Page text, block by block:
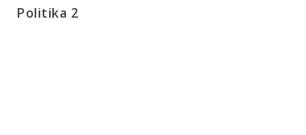
Politika 2